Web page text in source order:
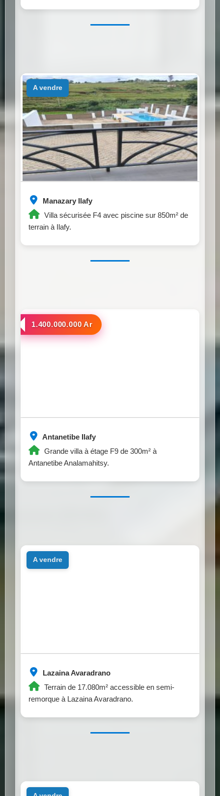
Manazary Ilafy
Villa sécurisée F4 avec piscine sur 850m² de
terrain à Ilafy.
a vendre
Antanetibe Ilafy
Grande villa à étage F9 de 300m² à
Antanetibe Analamahitsy.
a vendre
1.400.000.000 Ar
Lazaina Avaradrano
Terrain de 17.080m² accessible en semi-
remorque à Lazaina Avaradrano.
a vendre